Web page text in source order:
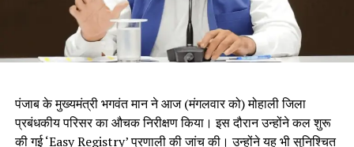
पंजाब के मुख्यमंत्री भगवंत मान ने आज (मंगलवार को) मोहाली जिला
प्रबंधकीय परिसर का औचक निरीक्षण किया। इस दौरान उन्होंने कल शुरू
की गई ‘Easy Registry’ प्रणाली की जांच की। उन्होंने यह भी सुनिश्चित